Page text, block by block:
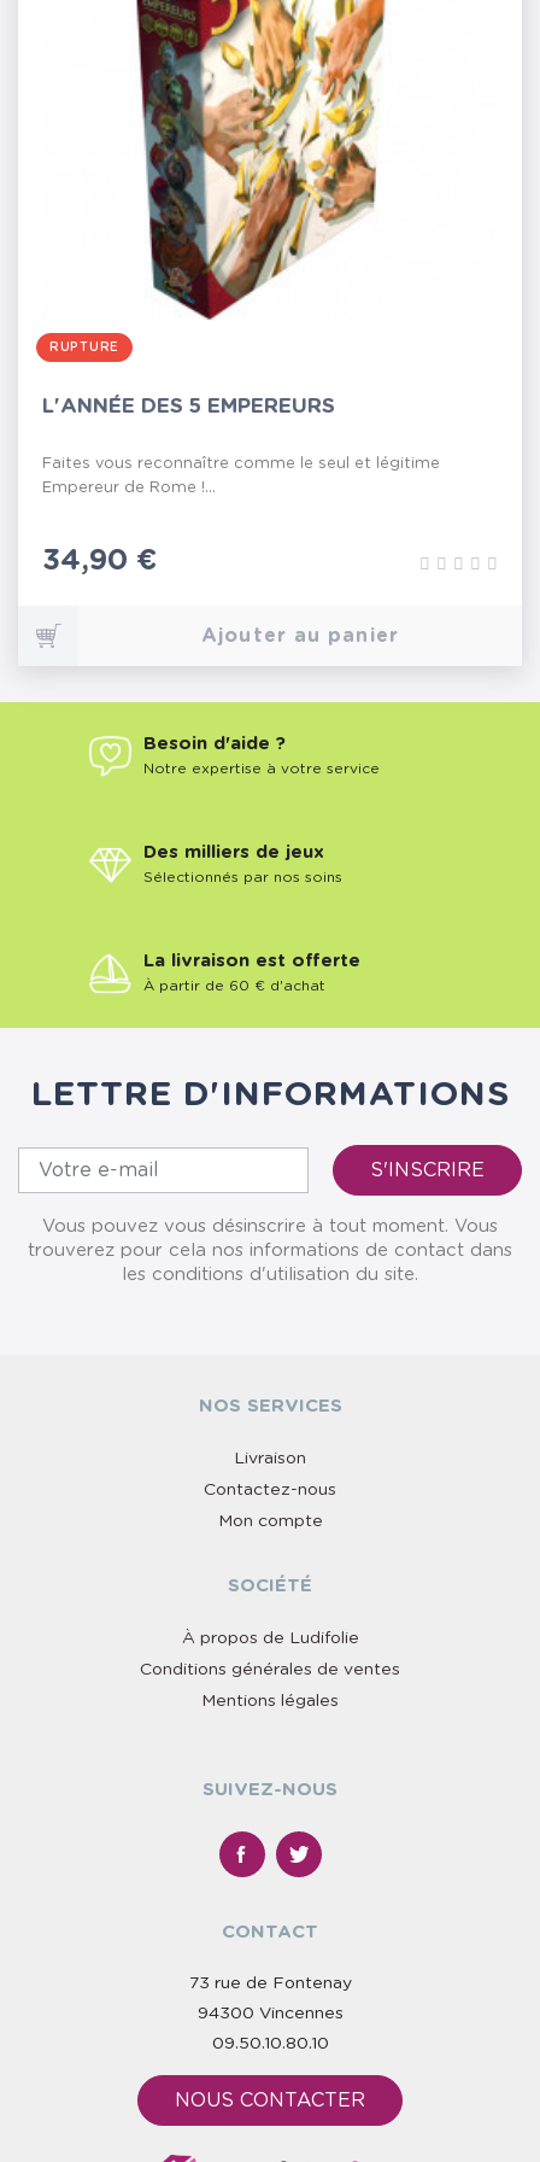
RUPTURE
L'ANNÉE DES 5 EMPEREURS
Faites vous reconnaître comme le seul et légitime
Empereur de Rome !...
Prix
34,90 €
Ajouter au panier
Besoin d'aide ?
Notre expertise à votre service
Des milliers de jeux
Sélectionnés par nos soins
La livraison est offerte
À partir de 60 € d'achat
LETTRE D'INFORMATIONS
Vous pouvez vous désinscrire à tout moment. Vous
trouverez pour cela nos informations de contact dans
les conditions d'utilisation du site.
NOS SERVICES
Livraison
Contactez-nous
Mon compte
SOCIÉTÉ
À propos de Ludifolie
Conditions générales de ventes
Mentions légales
SUIVEZ-NOUS
CONTACT
73 rue de Fontenay
94300 Vincennes
09.50.10.80.10
NOUS CONTACTER